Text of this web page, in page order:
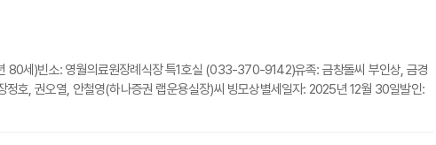
80세)빈소: 영월의료원장례식장 특1호실 (033-370-9142)유족: 금창돌씨 부인상, 금경
호, 권오열, 안철영(하나증권 랩운용실장)씨 빙모상별세일자: 2025년 12월 30일발인: